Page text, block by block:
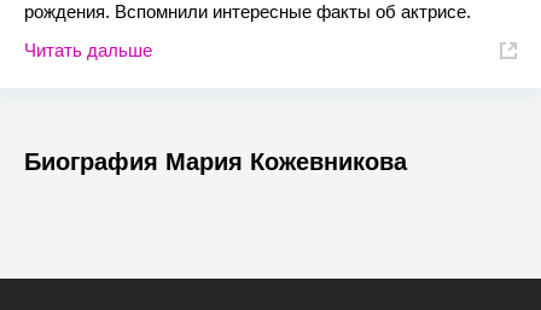
рождения. Вспомнили интересные факты об актрисе.
Читать дальше
Биография Мария Кожевникова